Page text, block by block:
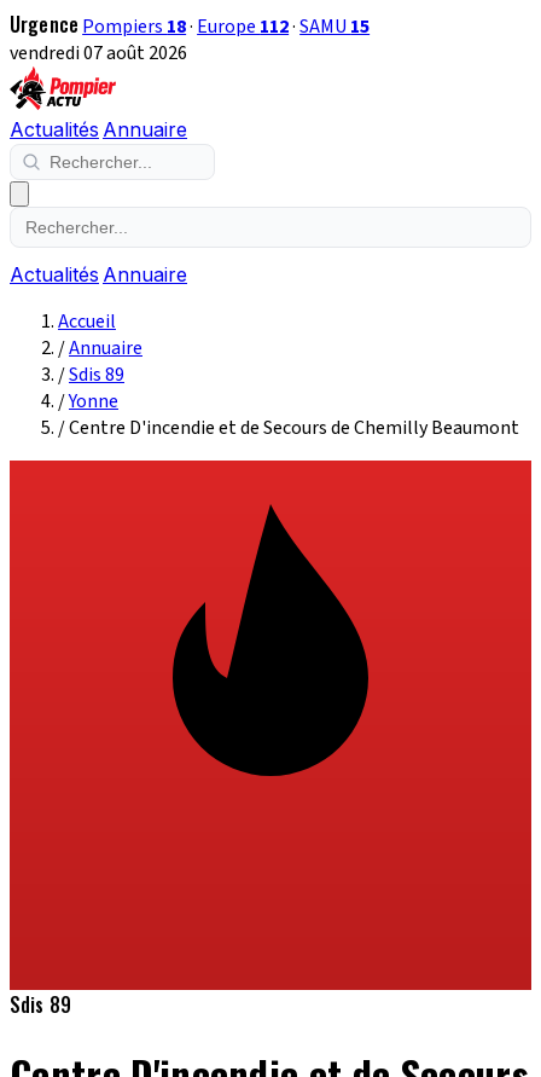
Urgence Pompiers 18· Europe 112·SAMU 15
vendredi 07 août 2026
Actualités Annuaire
Actualités Annuaire
Accueil
/Annuaire
/Sdis 89
/Yonne
/Centre D'incendie et de Secours de Chemilly Beaumont
Sdis 89